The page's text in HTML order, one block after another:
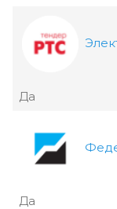
Да
Да